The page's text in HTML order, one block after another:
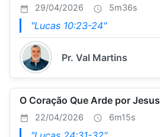
29/04/2026 5m36s
"Lucas 10:23-24"
Pr. Val Martins
O Coração Que Arde por Jesus
22/04/2026 6m15s